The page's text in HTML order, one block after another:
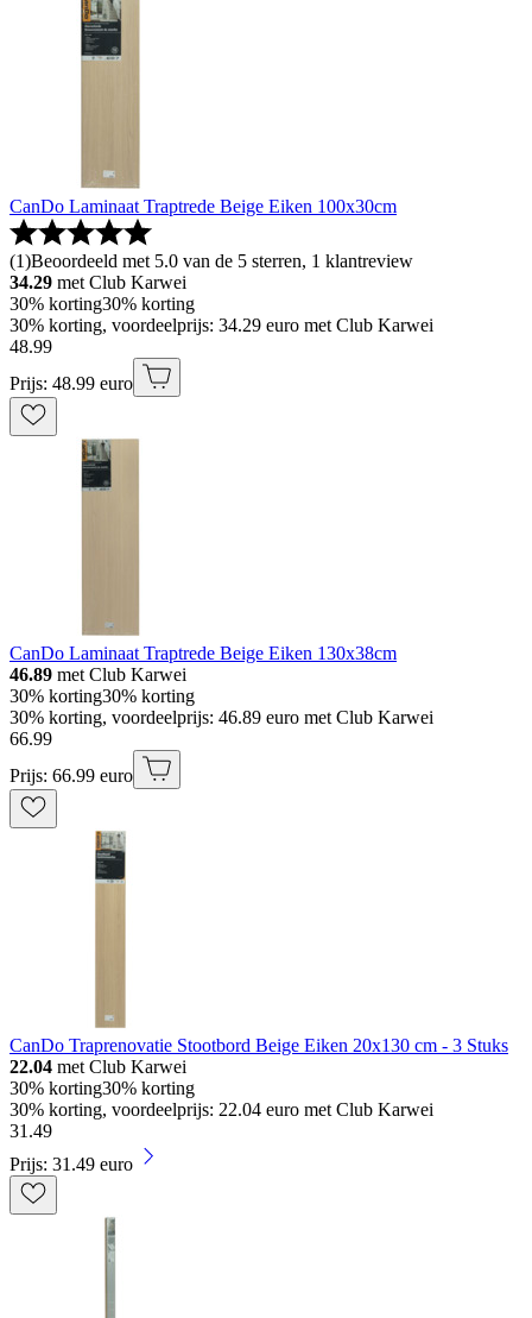
CanDo Laminaat Traptrede Beige Eiken 100x30cm
(1)Beoordeeld met 5.0 van de 5 sterren, 1 klantreview
34.29 met Club Karwei
30% korting30% korting
30% korting, voordeelprijs: 34.29 euro met Club Karwei
48.99
Prijs: 48.99 euro
CanDo Laminaat Traptrede Beige Eiken 130x38cm
46.89 met Club Karwei
30% korting30% korting
30% korting, voordeelprijs: 46.89 euro met Club Karwei
66.99
Prijs: 66.99 euro
CanDo Traprenovatie Stootbord Beige Eiken 20x130 cm - 3 Stuks
22.04 met Club Karwei
30% korting30% korting
30% korting, voordeelprijs: 22.04 euro met Club Karwei
31 .49
Prijs: 31.49 euro